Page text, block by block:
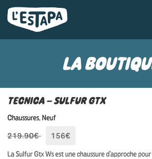
LA
TECNICA – SULFUR GTX
Chaussures,Neuf
219.90€
156€
La Sulfur Gtx Ws est une chaussure d’approche